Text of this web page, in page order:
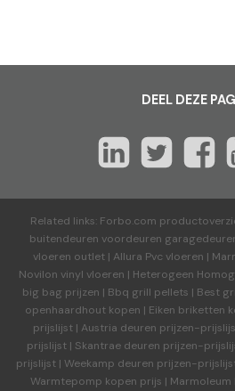
DEEL DEZE
Related links: Forbo.com
buitendeuren voordeuren
vloeren outlet | Allura Pvc vloeren |
Novilon vinyl vloeren | Heterogeen
big bag prijzen | Bbq grill pellets | Best
openhaardhout kopen | Eiken briketten
prijslijst | Austria deuren prijzen-
prijslijst | Skantrae deuren prijzen-
prijslijst| Weekamp deuren prijzen-
Warmtepomp kopen prijs | Marmoleum